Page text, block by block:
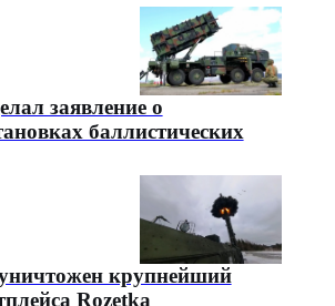
заявление о
баллистических
крупнейший
Rozetka